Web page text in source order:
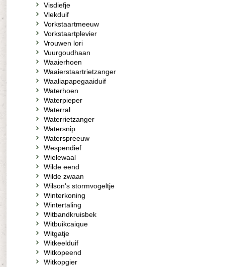
Visdiefje
Vlekduif
Vorkstaartmeeuw
Vorkstaartplevier
Vrouwen lori
Vuurgoudhaan
Waaierhoen
Waaierstaartrietzanger
Waaliapapegaaiduif
Waterhoen
Waterpieper
Waterral
Waterrietzanger
Watersnip
Waterspreeuw
Wespendief
Wielewaal
Wilde eend
Wilde zwaan
Wilson's stormvogeltje
Winterkoning
Wintertaling
Witbandkruisbek
Witbuikcaique
Witgatje
Witkeelduif
Witkopeend
Witkopgier